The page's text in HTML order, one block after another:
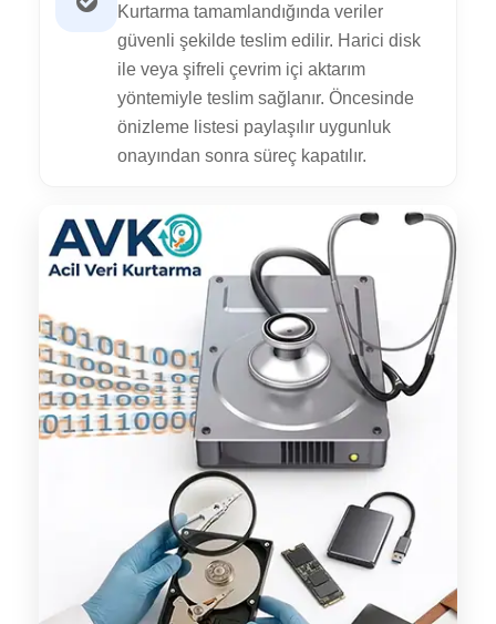
Kurtarma tamamlandığında veriler
güvenli şekilde teslim edilir. Harici disk
ile veya şifreli çevrim içi aktarım
yöntemiyle teslim sağlanır. Öncesinde
önizleme listesi paylaşılır uygunluk
onayından sonra süreç kapatılır.